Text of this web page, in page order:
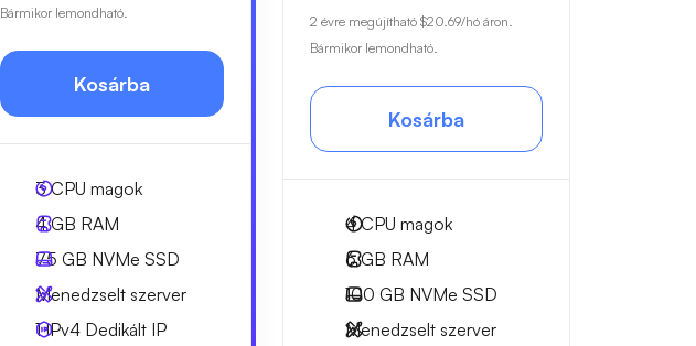
Bármikor lemondható.
Kosárba
3CPU magok
4 GB RAM
75 GB NVMe SSD
Menedzselt szerver
1 IPv4 Dedikált IP
2 évre megújítható $20.69/hó áron.
Bármikor lemondható.
Kosárba
4CPU magok
6 GB RAM
100 GB NVMe SSD
Menedzselt szerver